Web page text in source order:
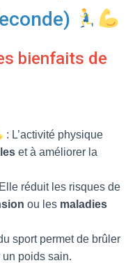
T
I
bienfaits de
: L’activité physique
et à améliorer la
réduit les risques de
ou les maladies
sport permet de brûler
poids sain.